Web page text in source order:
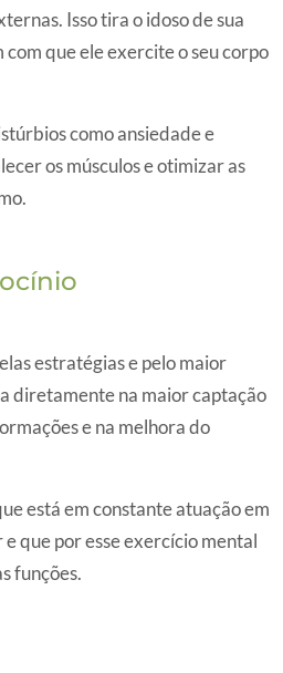
Isso tira o idoso de sua
que ele exercite o seu corpo
como ansiedade e
os músculos e otimizar as
estratégias e pelo maior
diretamente na maior captação
e na melhora do
está em constante atuação em
que por esse exercício mental
funções.